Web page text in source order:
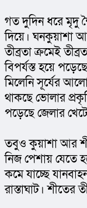
গত দুদিন ধরে মৃদু
দিয়ে। ঘনকুয়াশা
তীব্রতা ক্রমেই
বিপর্যস্ত হয়ে
মিলেনি সূর্যের
থাকছে ভোলার
পড়েছে জেলার
তবুও কুয়াশা আর
নিজ পেশায় যেতে
কমে যাচ্ছে
রাস্তাঘাট। শীতের